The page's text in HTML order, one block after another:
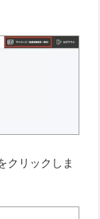
クリックしま